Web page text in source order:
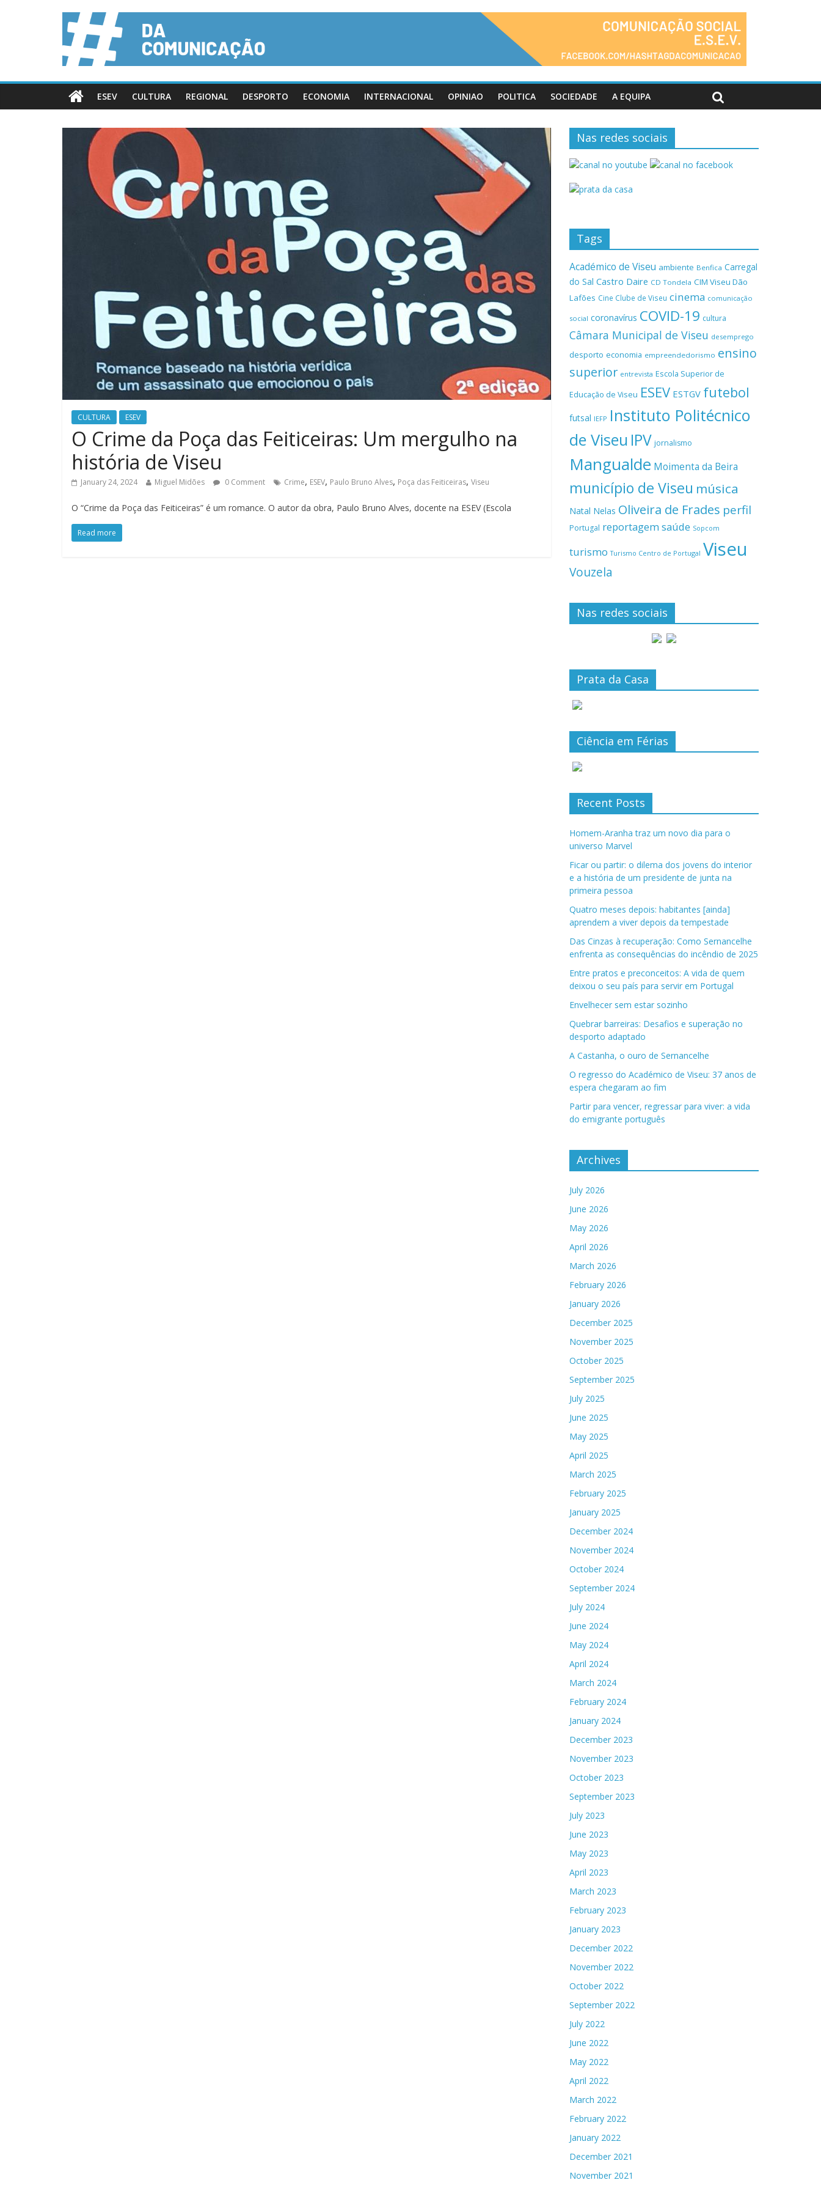
ESEV CULTURA REGIONAL DESPORTO ECONOMIA INTERNACIONAL OPINIAO POLITICA SOCIEDADE A EQUIPA
CULTURA ESEV
O Crime da Poça das Feiticeiras: Um mergulho na
história de Viseu
January 24, 2024 Miguel Midões 0 Comment Crime, ESEV, Paulo Bruno Alves, Poça das Feiticeiras, Viseu
O “Crime da Poça das Feiticeiras” é um romance. O autor da obra, Paulo Bruno Alves, docente na ESEV (Escola
Read more
Nas redes sociais
Tags
Académico de Viseu ambiente Benfica Carregal
do Sal Castro Daire CD Tondela CIM Viseu Dão
Lafões Cine Clube de Viseu cinema comunicação
social coronavírus COVID-19 cultura
Câmara Municipal de Viseu desemprego
desporto economia empreendedorismo ensino
superior entrevista Escola Superior de
Educação de Viseu ESEV ESTGV futebol
futsal IEFP Instituto Politécnico
de Viseu IPV jornalismo
Mangualde Moimenta da Beira
município de Viseu música
Natal Nelas Oliveira de Frades perfil
Portugal reportagemsaúde Sopcom
turismo Turismo Centro de Portugal Viseu
Vouzela
Nas redes sociais
Prata da Casa
Ciência em Férias
Recent Posts
Homem-Aranha traz um novo dia para o
universo Marvel
Ficar ou partir: o dilema dos jovens do interior
e a história de um presidente de junta na
primeira pessoa
Quatro meses depois: habitantes [ainda]
aprendem a viver depois da tempestade
Das Cinzas à recuperação: Como Sernancelhe
enfrenta as consequências do incêndio de 2025
Entre pratos e preconceitos: A vida de quem
deixou o seu país para servir em Portugal
Envelhecer sem estar sozinho
Quebrar barreiras: Desafios e superação no
desporto adaptado
A Castanha, o ouro de Sernancelhe
O regresso do Académico de Viseu: 37 anos de
espera chegaram ao fim
Partir para vencer, regressar para viver: a vida
do emigrante português
Archives
July 2026
June 2026
May 2026
April 2026
March 2026
February 2026
January 2026
December 2025
November 2025
October 2025
September 2025
July 2025
June 2025
May 2025
April 2025
March 2025
February 2025
January 2025
December 2024
November 2024
October 2024
September 2024
July 2024
June 2024
May 2024
April 2024
March 2024
February 2024
January 2024
December 2023
November 2023
October 2023
September 2023
July 2023
June 2023
May 2023
April 2023
March 2023
February 2023
January 2023
December 2022
November 2022
October 2022
September 2022
July 2022
June 2022
May 2022
April 2022
March 2022
February 2022
January 2022
December 2021
November 2021